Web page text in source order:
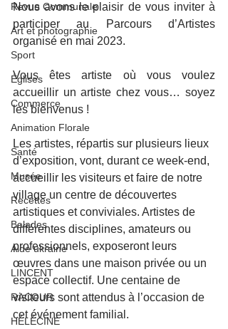
Revue Communale
Art et photographie
Sport
Églises
Commerce
Animation Florale
Santé
Musée
Recettes
Balades
Aide ukraine
LINCENT
RACOUR
HÉLÉCINE
Nous avons le plaisir de vous inviter à
participer au Parcours d’Artistes
organisé en mai 2023.
Vous êtes artiste où vous voulez
accueillir un artiste chez vous… soyez
les bienvenus !
Les artistes, répartis sur plusieurs lieux
d’exposition, vont, durant ce week-end,
accueillir les visiteurs et faire de notre
village un centre de découvertes
artistiques et conviviales. Artistes de
différentes disciplines, amateurs ou
professionnels, exposeront leurs
œuvres dans une maison privée ou un
espace collectif. Une centaine de
visiteurs sont attendus à l’occasion de
cet événement familial.